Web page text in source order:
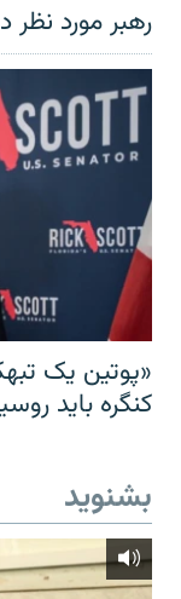
رهبر مورد
«پوتین یک
کنگره باید
بشنوید